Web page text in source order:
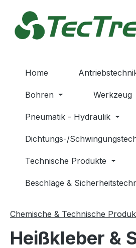
Hauptinhalt springen
Zur Suche springen
Zur Hauptnavigation springen
Home
Bohren Werkzeug
Pneumatik - Hydraulik
Dichtungs-/
Technische Produkte
Beschläge &
Chemische & Technische
Heißkleber &